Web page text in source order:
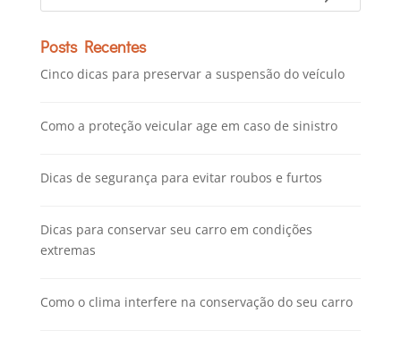
Posts Recentes
Cinco dicas para preservar a suspensão do veículo
Como a proteção veicular age em caso de sinistro
Dicas de segurança para evitar roubos e furtos
Dicas para conservar seu carro em condições
extremas
Como o clima interfere na conservação do seu carro